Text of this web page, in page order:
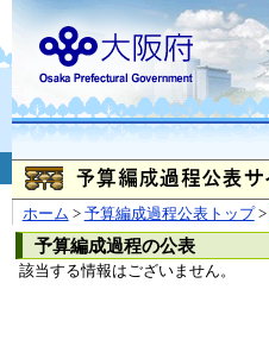
ホーム > 予算編成過程公表トップ>
予算編成過程の公表
該当する情報はございません。
大阪府
（法人番号 4000020270008）